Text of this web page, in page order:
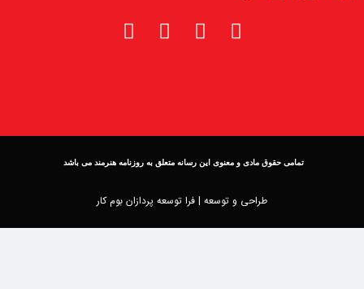
تمامی حقوق مادی و معنوی این رسانه متعلق به روزنامه هنرمند می باشد
طراحی و توسعه | فرا توسعه پردازان بوم کار